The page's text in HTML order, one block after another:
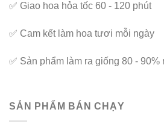
✅ Giao hoa hỏa tốc 60 - 120 phút
✅ Cam kết làm hoa tươi mỗi ngày
✅ Sản phẩm làm ra giống 80 - 90%
SẢN PHẨM BÁN CHẠY